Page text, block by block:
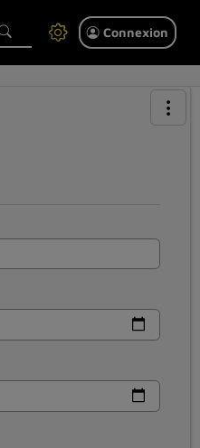
Connexion